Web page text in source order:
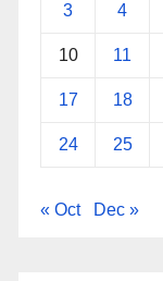
3 4
10 11
17 18
24 25
« Oct Dec »